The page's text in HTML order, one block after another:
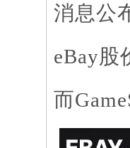
消息公
eBay股
而